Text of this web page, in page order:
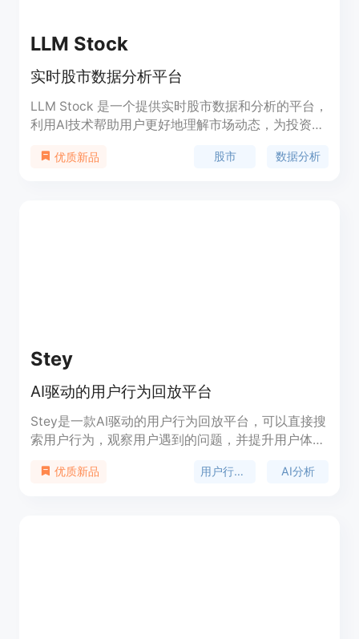
LLM Stock
实时股市数据分析平台
LLM Stock 是一个提供实时股市数据和分析的平台，
利用AI技术帮助用户更好地理解市场动态，为投资决
投资者提供实时数据、市场分析、投资组合管理等一
优质新品 股市 数据分析
Stey
AI驱动的用户行为回放平台
Stey是一款AI驱动的用户行为回放平台，可以直接搜
索用户行为，观察用户遇到的问题，并提升用户体
优质新品 用户行为回放 AI分析